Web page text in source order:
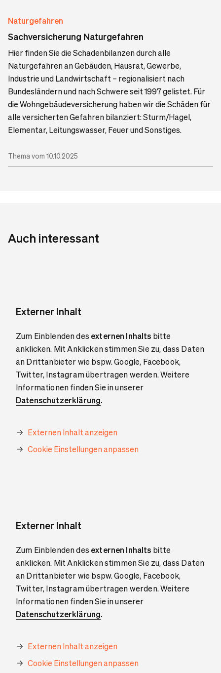
Naturgefahren
Sachversicherung Naturgefahren
Hier finden Sie die Schadenbilanzen durch alle
Naturgefahren an Gebäuden, Hausrat, Gewerbe,
Industrie und Landwirtschaft – regionalisiert nach
Bundesländern und nach Schwere seit 1997 gelistet. Für
die Wohngebäudeversicherung haben wir die Schäden für
alle versicherten Gefahren bilanziert: Sturm/Hagel,
Elementar, Leitungswasser, Feuer und Sonstiges.
Thema vom 10.10.2025
Auch interessant
Externer Inhalt
Zum Einblenden des externen Inhalts bitte
anklicken. Mit Anklicken stimmen Sie zu, dass Daten
an Drittanbieter wie bspw. Google, Facebook,
Twitter, Instagram übertragen werden. Weitere
Informationen finden Sie in unserer
Datenschutzerklärung.
Externen Inhalt anzeigen
Cookie Einstellungen anpassen
Externer Inhalt
Zum Einblenden des externen Inhalts bitte
anklicken. Mit Anklicken stimmen Sie zu, dass Daten
an Drittanbieter wie bspw. Google, Facebook,
Twitter, Instagram übertragen werden. Weitere
Informationen finden Sie in unserer
Datenschutzerklärung.
Externen Inhalt anzeigen
Cookie Einstellungen anpassen